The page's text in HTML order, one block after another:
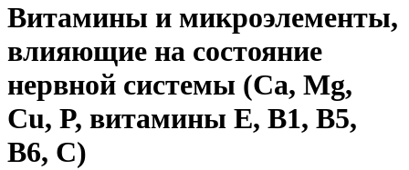
Витамины и микроэлементы,
влияющие на состояние
нервной системы (Ca, Mg,
Cu, P, витамины E, B1, B5,
B6, C)